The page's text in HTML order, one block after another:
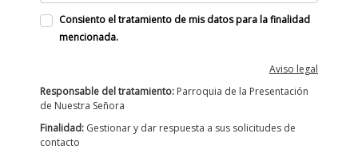
Consiento el tratamiento de mis datos para la finalidad
mencionada.
Aviso legal
Responsable del tratamiento: Parroquia de la Presentación
de Nuestra Señora
Finalidad: Gestionar y dar respuesta a sus solicitudes de
contacto